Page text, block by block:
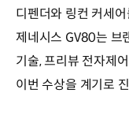
디펜더와 링컨 커세
제네시스 GV80는 브
기술, 프리뷰 전자제
이번 수상을 계기로